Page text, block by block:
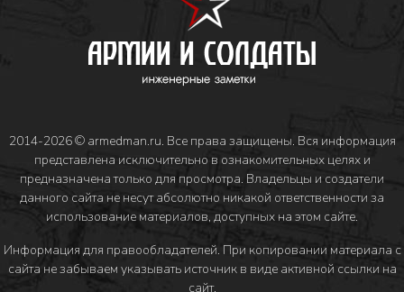
2014-2026 © armedman.ru. Все права защищены. Вся информация
представлена исключительно в ознакомительных целях и
предназначена только для просмотра. Владельцы и создатели
данного сайта не несут абсолютно никакой ответственности за
использование материалов, доступных на этом сайте.
Информация для правообладателей. При копировании материала с
сайта не забываем указывать источник в виде активной ссылки на
сайт.